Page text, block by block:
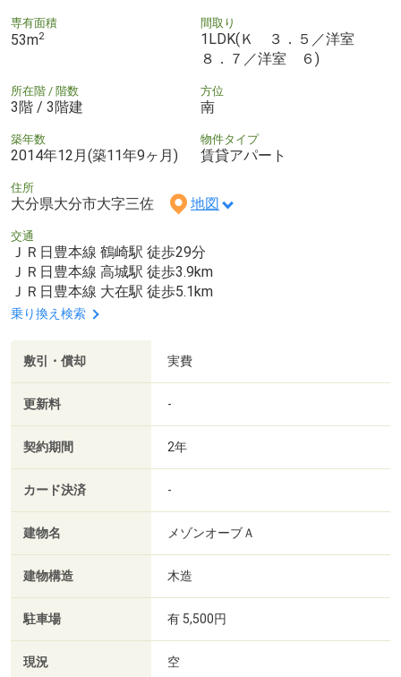
専有面積
53m2
間取り
1LDK(Ｋ ３．５／洋室
８．７／洋室 ６)
所在階 / 階数
3階 / 3階建
方位
南
築年数
2014年12月(築11年9ヶ月)
物件タイプ
賃貸アパート
住所
大分県大分市大字三佐 地図
交通
ＪＲ日豊本線 鶴崎駅 徒歩29分
ＪＲ日豊本線 高城駅 徒歩3.9km
ＪＲ日豊本線 大在駅 徒歩5.1km
乗り換え検索
敷引・償却 実費
更新料 -
契約期間 2年
カード決済 -
建物名 メゾンオーブＡ
建物構造 木造
駐車場 有 5,500円
現況 空